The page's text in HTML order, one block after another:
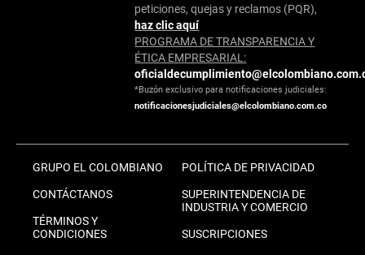
peticiones, quejas y reclamos (PQR),
haz clic aquí
PROGRAMA DE TRANSPARENCIA Y
ÉTICA EMPRESARIAL:
*Buzón exclusivo para notificaciones judiciales:
notificacionesjudiciales@elcolombiano.com.co
GRUPO EL COLOMBIANO
CONTÁCTANOS
TÉRMINOS Y
CONDICIONES
POLÍTICA DE PRIVACIDAD
SUPERINTENDENCIA DE
INDUSTRIA Y COMERCIO
SUSCRIPCIONES